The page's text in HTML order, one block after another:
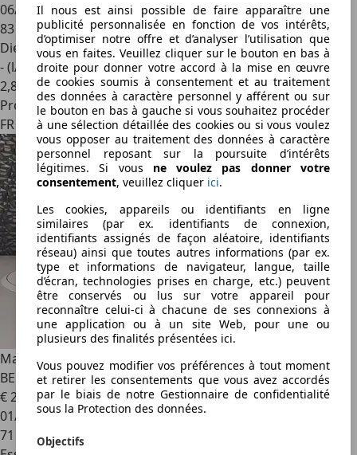
06/2015
83 900 km
Diesel
- (l/100 km)
2,8
Professionnel
FR 31600
Maserati QuattroporteQuattroporte 4.7 V8 - BVA 2009
BERLINE S PHASE 2
€ 29 980
01/2009
71 230 km
Il nous est ainsi possible de faire apparaître une
publicité personnalisée en fonction de vos intérêts,
d’optimiser notre offre et d’analyser l’utilisation que
vous en faites. Veuillez cliquer sur le bouton en bas à
droite pour donner votre accord à la mise en œuvre
de cookies soumis à consentement et au traitement
des données à caractère personnel y afférent ou sur
le bouton en bas à gauche si vous souhaitez procéder
à une sélection détaillée des cookies ou si vous voulez
vous opposer au traitement des données à caractère
personnel reposant sur la poursuite d’intérêts
légitimes. Si vous ne voulez pas donner votre
consentement, veuillez cliquer ici.
Les cookies, appareils ou identifiants en ligne
similaires (par ex. identifiants de connexion,
identifiants assignés de façon aléatoire, identifiants
réseau) ainsi que toutes autres informations (par ex.
type et informations de navigateur, langue, taille
d’écran, technologies prises en charge, etc.) peuvent
être conservés ou lus sur votre appareil pour
reconnaître celui-ci à chacune de ses connexions à
une application ou à un site Web, pour une ou
plusieurs des finalités présentées ici.
Vous pouvez modifier vos préférences à tout moment
et retirer les consentements que vous avez accordés
par le biais de notre Gestionnaire de confidentialité
sous la Protection des données.
Objectifs